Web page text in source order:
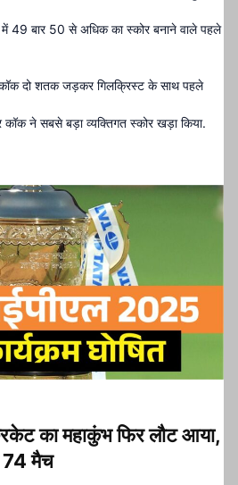
49 बार 50 से अधिक का स्कोर बनाने वाले पहले
दो शतक जड़कर गिलक्रिस्ट के साथ पहले
ने सबसे बड़ा व्यक्तिगत स्कोर खड़ा किया.
का महाकुंभ फिर लौट आया,
74 मैच